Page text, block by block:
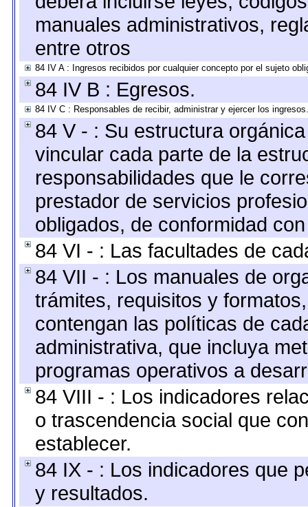
manuales administrativos,
entre otros
84 IV A : Ingresos recibidos por cualquier concepto por el sujeto
84 IV B : Egresos.
84 IV C : Responsables de recibir, administrar y ejercer los ingresos.
84 V - : Su estructura
vincular cada parte de la
responsabilidades que le
prestador de servicios
obligados, de conformidad
84 VI - : Las facultades de
84 VII - : Los manuales de
trámites, requisitos y
contengan las políticas de
administrativa, que incluya
programas operativos a
84 VIII - : Los indicadores
o trascendencia social que
establecer.
84 IX - : Los indicadores que
y resultados.